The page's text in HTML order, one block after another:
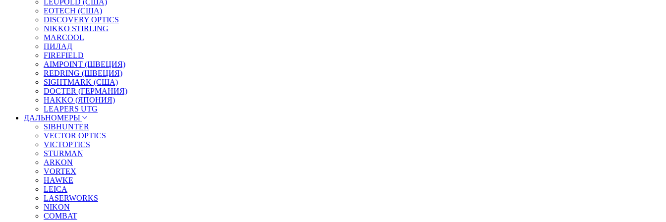
LEUPOLD (США)
EOTECH (США)
DISCOVERY OPTICS
NIKKO STIRLING
MARCOOL
ПИЛАД
FIREFIELD
AIMPOINT (ШВЕЦИЯ)
REDRING (ШВЕЦИЯ)
SIGHTMARK (США)
DOCTER (ГЕРМАНИЯ)
HAKKO (ЯПОНИЯ)
LEAPERS UTG
ДАЛЬНОМЕРЫ
SIBHUNTER
VECTOR OPTICS
VICTOPTICS
STURMAN
ARKON
VORTEX
HAWKE
LEICA
LASERWORKS
NIKON
COMBAT